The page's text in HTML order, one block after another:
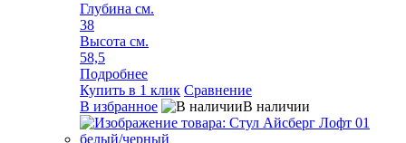
Глубина см.
38
Высота см.
58,5
Подробнее
Купить в 1 клик Сравнение
В избранное
В наличии